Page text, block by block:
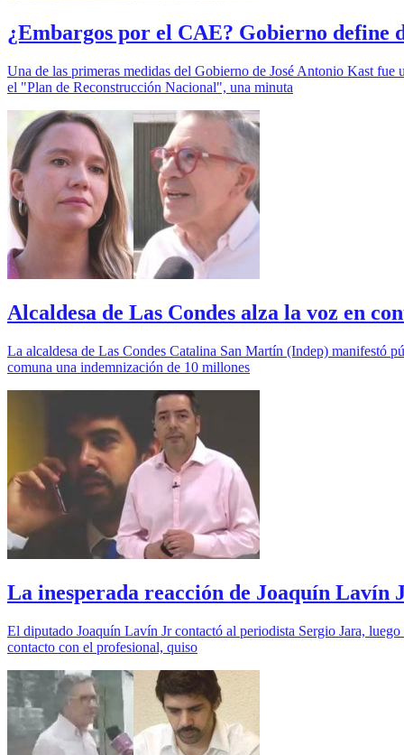
¿Embargos por el CAE? Gobierno define
Una de las primeras medidas del Gobierno de José Antonio Kast
el "Plan de Reconstrucción Nacional", una minuta
Alcaldesa de Las Condes alza la voz en
La alcaldesa de Las Condes Catalina San Martín (Indep) manifestó
comuna una indemnización de 10 millones
La inesperada reacción de Joaquín Lavín
El diputado Joaquín Lavín Jr contactó al periodista Sergio Jara,
contacto con el profesional, quiso